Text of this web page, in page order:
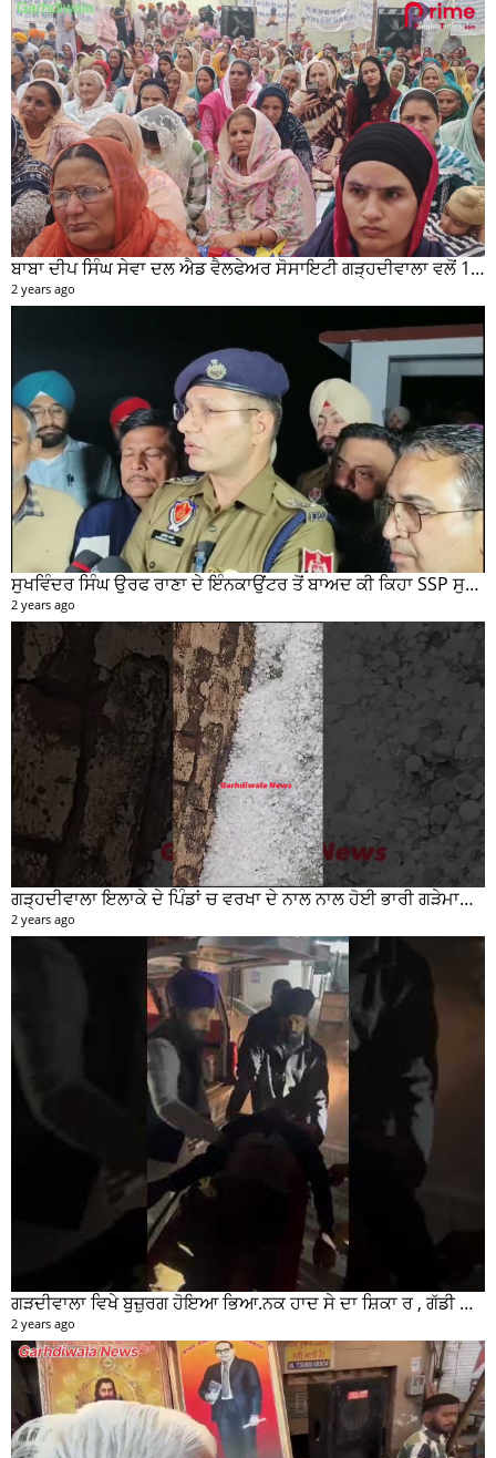
ਬਾਬਾ ਦੀਪ ਸਿੰਘ ਸੇਵਾ ਦਲ ਐਡ ਵੈਲਫੇਅਰ ਸੋਸਾਇਟੀ ਗੜ੍ਹਦੀਵਾਲਾ ਵਲੋਂ 100 ਵਾਂ ਮਹੀਨਾਵਾਰ ਰਾਸ਼ਨ ਵੰਡ ਸਮਾਰੋਹ ਕਰਵਾਇਆ
2 years ago
ਸੁਖਵਿੰਦਰ ਸਿੰਘ ਉਰਫ ਰਾਣਾ ਦੇ ਇੰਨਕਾਉਂਟਰ ਤੋਂ ਬਾਅਦ ਕੀ ਕਿਹਾ SSP ਸੁਰੇਂਦਰ ਲਾਂਬਾ ਤੁਸੀਂ ਵੀ ਸੁਣੋ...
2 years ago
ਗੜ੍ਹਦੀਵਾਲਾ ਇਲਾਕੇ ਦੇ ਪਿੰਡਾਂ ਚ ਵਰਖਾ ਦੇ ਨਾਲ ਨਾਲ ਹੋਈ ਭਾਰੀ ਗੜੇਮਾਰੀ ਦੀਆਂ ਦੇਖੋ ਤਸਵੀਰਾਂ #garhdiwala #snow
2 years ago
ਗੜਦੀਵਾਲਾ ਵਿਖੇ ਬੁਜ਼ੁਰਗ ਹੋਇਆ ਭਿਆ.ਨਕ ਹਾਦ ਸੇ ਦਾ ਸ਼ਿਕਾ ਰ , ਗੱਡੀ ਸਵਾਰ ਮੌਕੇ ਤੋ ਫਰਾਰ
2 years ago